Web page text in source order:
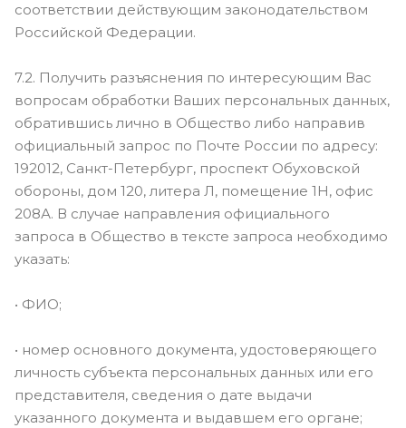
соответствии действующим законодательством
Российской Федерации.
7.2. Получить разъяснения по интересующим Вас
вопросам обработки Ваших персональных данных,
обратившись лично в Общество либо направив
официальный запрос по Почте России по адресу:
192012, Санкт-Петербург, проспект Обуховской
обороны, дом 120, литера Л, помещение 1Н, офис
208А. В случае направления официального
запроса в Общество в тексте запроса необходимо
указать:
• ФИО;
• номер основного документа, удостоверяющего
личность субъекта персональных данных или его
представителя, сведения о дате выдачи
указанного документа и выдавшем его органе;